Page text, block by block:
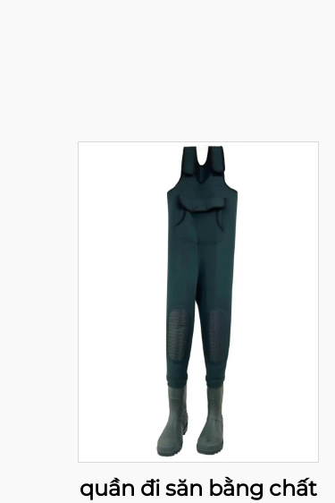
quần đi săn bằng chất